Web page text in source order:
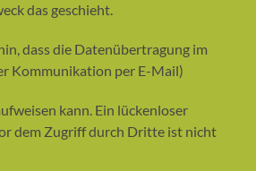
das geschieht.
dass die Datenübertragung im
Kommunikation per E-Mail)
kann. Ein lückenloser
dem Zugriff durch Dritte ist nicht